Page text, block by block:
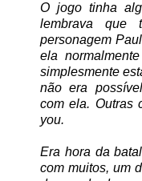
O jogo tinha
lembrava que
personagem
ela
simplesmente
não era
com ela. Outras
you.
Era hora da
com muitos, um